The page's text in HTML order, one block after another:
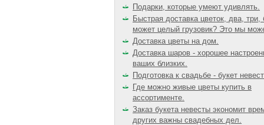
Подарки, которые умеют удивлять.
Быстрая доставка цветок, два, три,
может целый грузовик? Это мы
Доставка цветы на дом.
Доставка шаров - хорошее
ваших близких.
Подготовка к свадьбе - букет
Где можно живые цветы купить в
ассортименте.
Заказ букета невесты экономит
других важны свадебных дел.